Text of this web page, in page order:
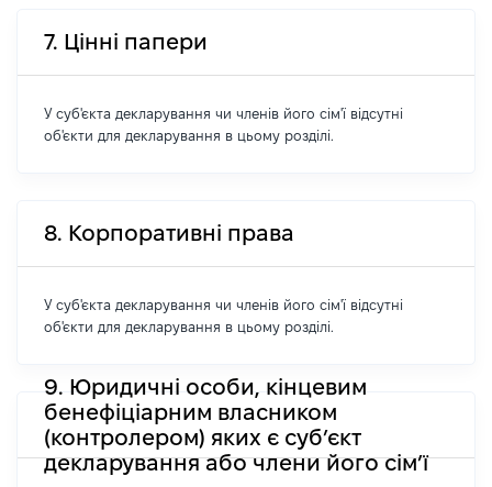
7. Цінні папери
У суб'єкта декларування чи членів його сім'ї відсутні
об'єкти для декларування в цьому розділі.
8. Корпоративні права
У суб'єкта декларування чи членів його сім'ї відсутні
об'єкти для декларування в цьому розділі.
9. Юридичні особи, кінцевим
бенефіціарним власником
(контролером) яких є суб’єкт
декларування або члени його сім’ї